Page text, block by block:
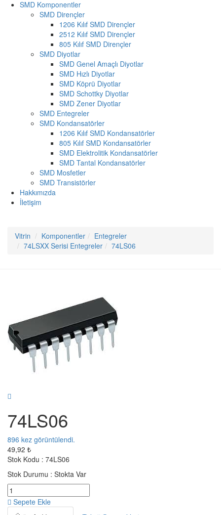
SMD Komponentler
SMD Dirençler
1206 Kılıf SMD Dirençler
2512 Kılıf SMD Dirençler
805 Kılıf SMD Dirençler
SMD Diyotlar
SMD Genel Amaçlı Diyotlar
SMD Hızlı Diyotlar
SMD Köprü Diyotlar
SMD Schottky Diyotlar
SMD Zener Diyotlar
SMD Entegreler
SMD Kondansatörler
1206 Kılıf SMD Kondansatörler
805 Kılıf SMD Kondansatörler
SMD Elektrolitik Kondansatörler
SMD Tantal Kondansatörler
SMD Mosfetler
SMD Transistörler
Hakkımızda
İletişim
Vitrin Komponentler
Entegreler
74LSXX Serisi Entegreler
74LS06
74LS06
896 kez görüntülendi.
49,92 ₺
Stok Kodu : 74LS06
Stok Durumu : Stokta Var
Sepete Ekle